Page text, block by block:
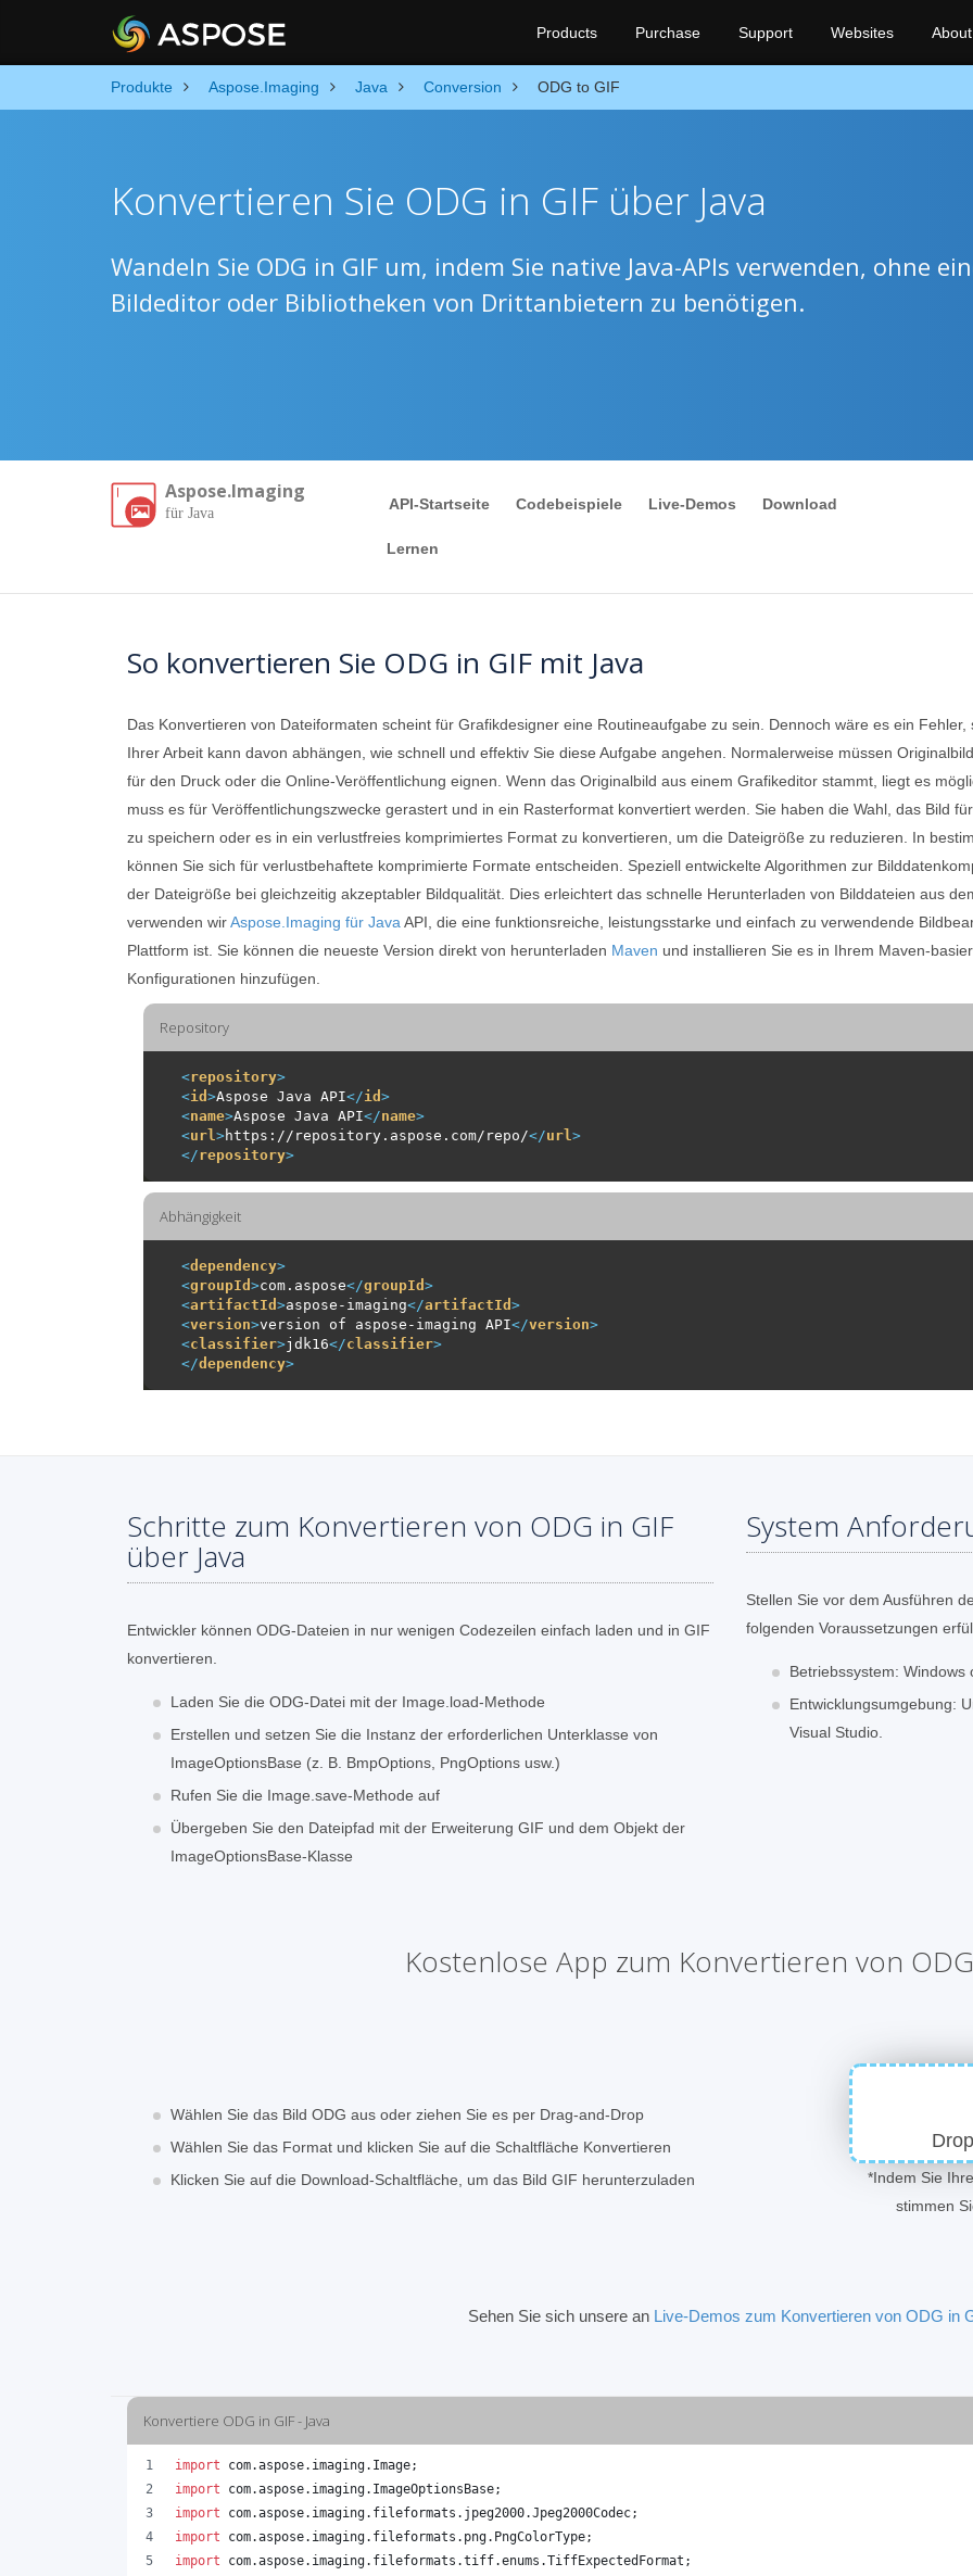
Products Purchase Support Websites About
Produkte Aspose.Imaging Java Conversion ODG to GIF
Konvertieren Sie ODG in GIF über Java
Wandeln Sie ODG in GIF um, indem Sie native Java-APIs verwenden, ohne
Bildeditor oder Bibliotheken von Drittanbietern zu benötigen.
Aspose.Imaging
für Java
API-Startseite Codebeispiele Live-Demos Download
Lernen
So konvertieren Sie ODG in GIF mit Java
Das Konvertieren von Dateiformaten scheint für Grafikdesigner eine Routineaufgabe zu sein. Dennoch wäre es ein
Ihrer Arbeit kann davon abhängen, wie schnell und effektiv Sie diese Aufgabe angehen. Normalerweise müssen
für den Druck oder die Online-Veröffentlichung eignen. Wenn das Originalbild aus einem Grafikeditor stammt, liegt es
muss es für Veröffentlichungszwecke gerastert und in ein Rasterformat konvertiert werden. Sie haben die Wahl, das Bild
zu speichern oder es in ein verlustfreies komprimiertes Format zu konvertieren, um die Dateigröße zu reduzieren. In
können Sie sich für verlustbehaftete komprimierte Formate entscheiden. Speziell entwickelte Algorithmen zur
der Dateigröße bei gleichzeitig akzeptabler Bildqualität. Dies erleichtert das schnelle Herunterladen von Bilddateien aus
verwenden wirAspose.Imaging für Java API, die eine funktionsreiche, leistungsstarke und einfach zu verwendende
Plattform ist. Sie können die neueste Version direkt von herunterladen Maven und installieren Sie es in Ihrem Maven-
Konfigurationen hinzufügen.
Repository
<repository>
<id >Aspose Java API</id >
<name>Aspose Java API</name>
<url>https://repository.aspose.com/repo/</url>
</repository>
Abhängigkeit
<dependency>
<groupId >com.aspose</groupId >
<artifactId >aspose-imaging</artifactId >
<version>version of aspose-imaging API</version>
<classifier>jdk16</classifier>
</dependency>
Schritte zum Konvertieren von ODG in GIF
über Java
Entwickler können ODG-Dateien in nur wenigen Codezeilen einfach laden und in GIF
konvertieren.
Laden Sie die ODG-Datei mit der Image.load-Methode
Erstellen und setzen Sie die Instanz der erforderlichen Unterklasse von
ImageOptionsBase (z. B. BmpOptions, PngOptions usw.)
Rufen Sie die Image.save-Methode auf
Übergeben Sie den Dateipfad mit der Erweiterung GIF und dem Objekt der
ImageOptionsBase-Klasse
System
Stellen Sie vor dem Ausführen
folgenden Voraussetzungen
Betriebssystem: Windows
Entwicklungsumgebung:
Visual Studio.
Kostenlose App zum Konvertieren von
Wählen Sie das Bild ODG aus oder ziehen Sie es per Drag-and-Drop
Wählen Sie das Format und klicken Sie auf die Schaltfläche Konvertieren
Klicken Sie auf die Download-Schaltfläche, um das Bild GIF herunterzuladen
*Indem Sie
stimmen
Sehen Sie sich unsere an Live-Demos zum Konvertieren von ODG in
Konvertiere ODG in GIF - Java
import com.aspose. imaging. Image;
import
com.aspose. imaging. ImageOptionsBase;
import
com.aspose. imaging. fileformats . jpeg2000.Jpeg2000Codec;
import
com.aspose. imaging. fileformats . png. PngColorType;
import
com.aspose. imaging. fileformats .tiff.enums .TiffExpectedFormat ;